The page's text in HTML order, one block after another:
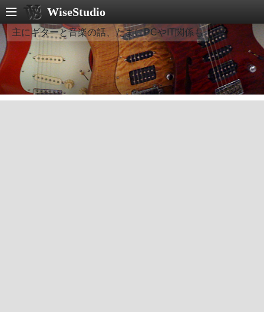
WiseStudio
主にギターと音楽の話、たまにPCやIT関係も